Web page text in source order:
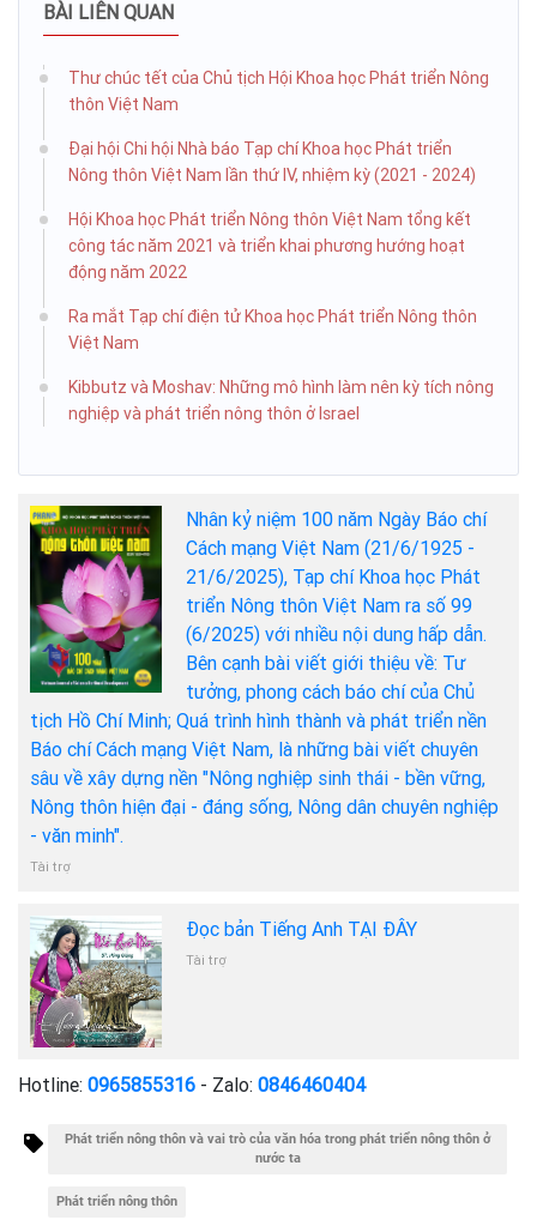
BÀI LIÊN QUAN
Thư chúc tết của Chủ tịch Hội Khoa học Phát triển Nông
thôn Việt Nam
Đại hội Chi hội Nhà báo Tạp chí Khoa học Phát triển
Nông thôn Việt Nam lần thứ IV, nhiệm kỳ (2021 - 2024)
Hội Khoa học Phát triển Nông thôn Việt Nam tổng kết
công tác năm 2021 và triển khai phương hướng hoạt
động năm 2022
Ra mắt Tạp chí điện tử Khoa học Phát triển Nông thôn
Việt Nam
Kibbutz và Moshav: Những mô hình làm nên kỳ tích nông
nghiệp và phát triển nông thôn ở Israel
Nhân kỷ niệm 100 năm Ngày Báo chí
Cách mạng Việt Nam (21/6/1925 -
21/6/2025), Tạp chí Khoa học Phát
triển Nông thôn Việt Nam ra số 99
(6/2025) với nhiều nội dung hấp dẫn.
Bên cạnh bài viết giới thiệu về: Tư
tưởng, phong cách báo chí của Chủ
tịch Hồ Chí Minh; Quá trình hình thành và phát triển nền
Báo chí Cách mạng Việt Nam, là những bài viết chuyên
sâu về xây dựng nền "Nông nghiệp sinh thái - bền vững,
Nông thôn hiện đại - đáng sống, Nông dân chuyên nghiệp
- văn minh".
Tài trợ
Đọc bản Tiếng Anh TẠI ĐÂY
Tài trợ
Hotline: 0965855316 - Zalo: 0846460404
Phát triển nông thôn và vai trò của văn hóa trong phát triển nông thôn ở
nước ta
Phát triển nông thôn